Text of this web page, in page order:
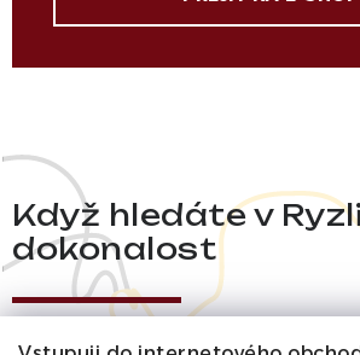
Když hledáte v
dokonalost